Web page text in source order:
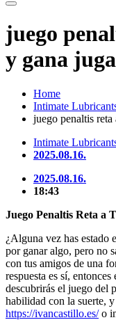
juego
y gana
Home
Intimate
juego penaltis
Intimate
2025.08.16.
2025.08.16.
18:43
Juego Penaltis Reta a
¿Alguna vez has estado
por ganar algo, pero no
con tus amigos de una
respuesta es sí,
descubrirás el juego del
habilidad con la suerte,
https://ivancastillo.es/o